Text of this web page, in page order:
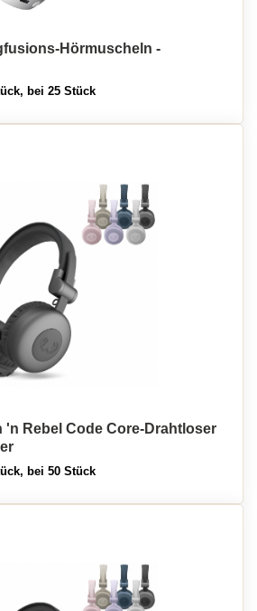
Hörmuscheln -
bei 25 Stück
'n Rebel Code Core-Drahtloser
bei 50 Stück